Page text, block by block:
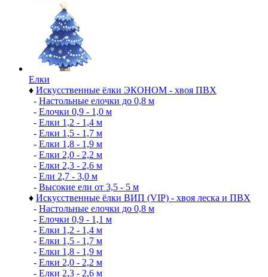
Елки
♦ Искусственные ёлки ЭКОНОМ - хвоя ПВХ
- Настольные елочки до 0,8 м
- Елочки 0,9 - 1,0 м
- Елки 1,2 - 1,4 м
- Елки 1,5 - 1,7 м
- Елки 1,8 - 1,9 м
- Елки 2,0 - 2,2 м
- Елки 2,3 - 2,6 м
- Ели 2,7 - 3,0 м
- Высокие ели от 3,5 - 5 м
♦ Искусственные ёлки ВИП (VIP) - хвоя леска и ПВХ
- Настольные елочки до 0,8 м
- Елочки 0,9 - 1,1 м
- Елки 1,2 - 1,4 м
- Елки 1,5 - 1,7 м
- Елки 1,8 - 1,9 м
- Елки 2,0 - 2,2 м
- Елки 2,3 - 2,6 м